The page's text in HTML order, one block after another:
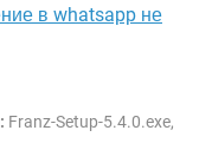
в whatsapp не
Franz-Setup-5.4.0.exe,